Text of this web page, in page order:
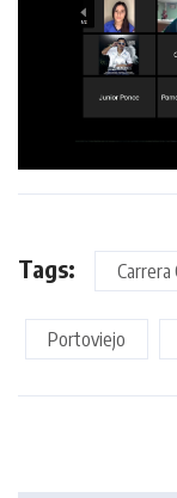
Tags: Carrera
Portoviejo